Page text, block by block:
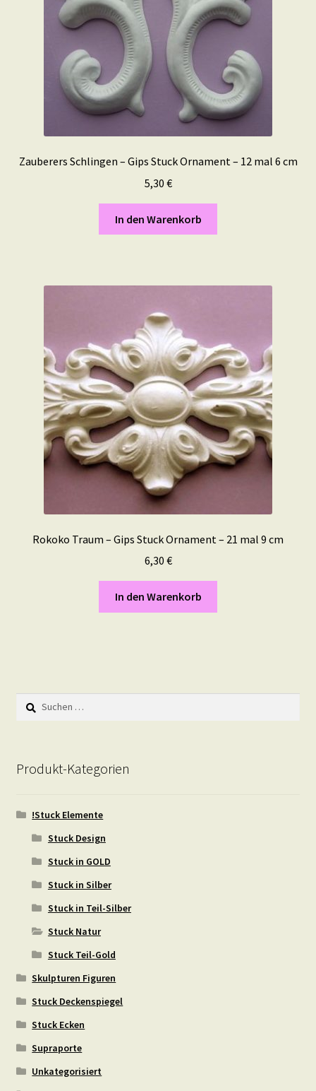
Zauberers Schlingen – Gips Stuck Ornament – 12 mal 6 cm
5,30 €
In den Warenkorb
Rokoko Traum – Gips Stuck Ornament – 21 mal 9 cm
6,30 €
In den Warenkorb
Suchen
nach:
Produkt-Kategorien
!Stuck Elemente
Stuck Design
Stuck in GOLD
Stuck in Silber
Stuck in Teil-Silber
Stuck Natur
Stuck Teil-Gold
Skulpturen Figuren
Stuck Deckenspiegel
Stuck Ecken
Supraporte
Unkategorisiert